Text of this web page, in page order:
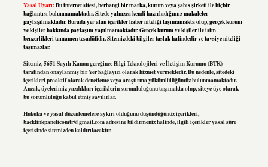
Yasal Uyarı:Bu internet sitesi, herhangi bir marka, kurum veya şahıs şirketi ile hiçbir
bağlantısı bulunmamaktadır. Sitede yalnızca kendi hazırladığımız makaleler
paylaşılmaktadır. Burada yer alan içerikler haber niteliği taşımamakta olup, gerçek kurum
ve kişiler hakkında paylaşım yapılmamaktadır. Gerçek kurum ve kişiler ile isim
benzerlikleri tamamen tesadüfidir. Sitemizdeki bilgiler taslak halindedir ve tavsiye niteliği
taşımazlar.
Sitemiz, 5651 Sayılı Kanun gereğince Bilgi Teknolojileri ve İletişim Kurumu (BTK)
tarafından onaylanmış bir Yer Sağlayıcı olarak hizmet vermektedir. Bu nedenle, sitedeki
içerikleri proaktif olarak denetleme veya araştırma yükümlülüğümüz bulunmamaktadır.
Ancak, üyelerimiz yazdıkları içeriklerin sorumluluğunu taşımakta olup, siteye üye olarak
bu sorumluluğu kabul etmiş sayılırlar.
Hukuka ve yasal düzenlemelere aykırı olduğunu düşündüğünüz içerikleri,
backlinkpanelicomtr@gmail.comadresine bildirmeniz halinde, ilgili içerikler yasal süre
içerisinde sitemizden kaldırılacaktır.